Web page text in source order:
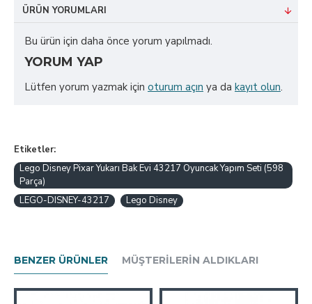
ÜRÜN YORUMLARI
Bu ürün için daha önce yorum yapılmadı.
YORUM YAP
Lütfen yorum yazmak için oturum açın ya da kayıt olun.
Etiketler:
Lego Disney Pixar Yukarı Bak Evi 43217 Oyuncak Yapım Seti (598
Parça)
LEGO-DISNEY-43217
Lego Disney
BENZER ÜRÜNLER MÜŞTERILERIN ALDIKLARI